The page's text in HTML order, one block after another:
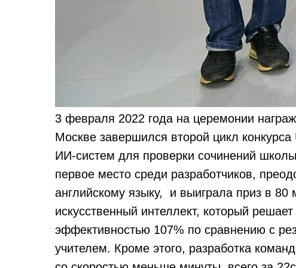
3 февраля 2022 года на церемонии
Москве завершился второй цикл
ИИ-систем для проверки сочинений
первое место среди разработчиков,
английскому языку, и выиграла приз в
искусственный интеллект, который
эффективностью 107% по сравнению с
учителем. Кроме этого, разработка